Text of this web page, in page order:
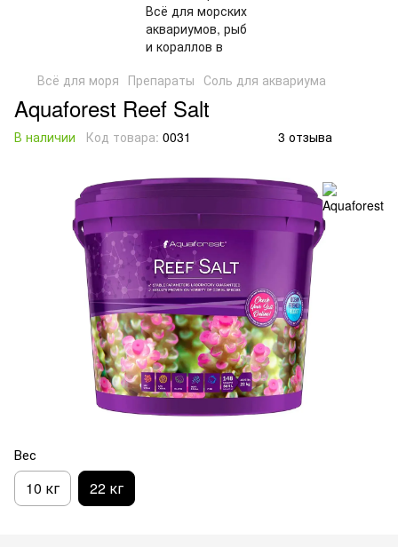
Всё для моря Препараты Соль для аквариума
Aquaforest Reef Salt
В наличии Код товара: 0031 3 отзыва
Вес
10 кг 22 кг